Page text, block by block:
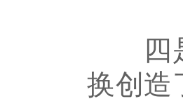
四是
换创造